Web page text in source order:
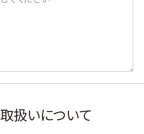
扱いについて